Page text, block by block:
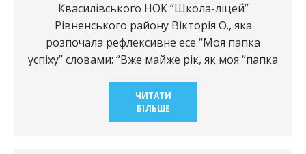
Квасилівського НОК “Школа-ліцей”
Рівненського району Вікторія О., яка
розпочала рефлексивне есе “Моя папка
успіху” словами: “Вже майже рік, як моя “папка
ЧИТАТИ
БІЛЬШЕ